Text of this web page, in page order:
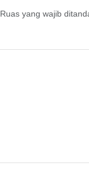
Ruas yang wajib